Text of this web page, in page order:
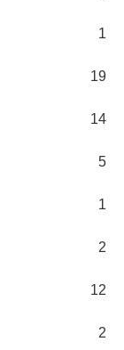
1
19
14
5
1
2
12
2